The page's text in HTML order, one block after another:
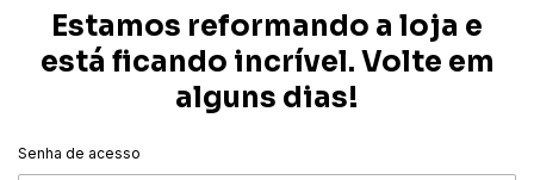
Estamos reformando a loja e
está ficando incrível. Volte em
alguns dias!
Senha de acesso